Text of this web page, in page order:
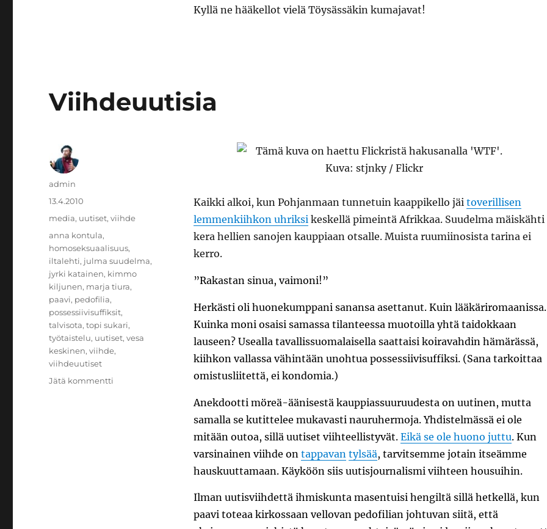
Kyllä ne hääkellot vielä Töysässäkin kumajavat!
Viihdeuutisia
Kaikki alkoi, kun Pohjanmaan tunnetuin kaappikello jäi toverillisen
lemmenkiihkon uhriksikeskellä pimeintä Afrikkaa. Suudelma mäiskähti
kera hellien sanojen kauppiaan otsalle. Muista ruumiinosista tarina ei
kerro.
”Rakastan sinua, vaimoni!”
Herkästi oli huonekumppani sanansa asettanut. Kuin lääkäriromaanissa.
Kuinka moni osaisi samassa tilanteessa muotoilla yhtä taidokkaan
lauseen? Usealla tavallissuomalaisella saattaisi koiravahdin hämärässä,
kiihkon vallassa vähintään unohtua possessiivisuffiksi. (Sana tarkoittaa
omistusliitettä, ei kondomia.)
Anekdootti möreä-äänisestä kauppiassuuruudesta on uutinen, mutta
samalla se kutittelee mukavasti nauruhermoja. Yhdistelmässä ei ole
mitään outoa, sillä uutiset viihteellistyvät. Eikä se ole huono juttu. Kun
varsinainen viihde on tappavan tylsää, tarvitsemme jotain itseämme
hauskuuttamaan. Käyköön siis uutisjournalismi viihteen housuihin.
Ilman uutisviihdettä ihmiskunta masentuisi hengiltä sillä hetkellä, kun
paavi toteaa kirkossaan vellovan pedofilian johtuvan siitä, että
Kirjoittaja
admin
Julkaistu
13.4.2010
Kategoriat
media, uutiset,viihde
Avainsanat
anna kontula,
homoseksuaalisuus,
iltalehti, julma suudelma,
jyrki katainen, kimmo
kiljunen, marja tiura,
paavi, pedofilia,
possessiivisuffiksit,
talvisota,topi sukari,
työtaistelu, uutiset,vesa
keskinen,viihde,
viihdeuutiset
Jätä kommentti